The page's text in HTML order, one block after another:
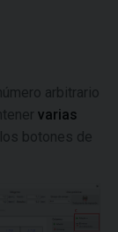
arbitrario
varias
botones de